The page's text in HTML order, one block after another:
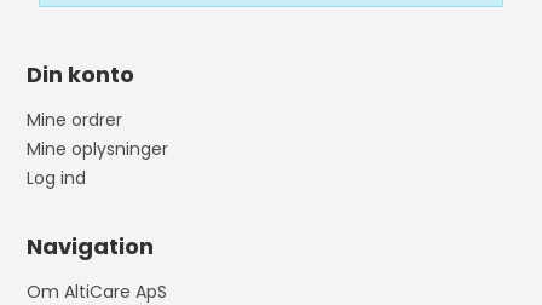
Din konto
Mine ordrer
Mine oplysninger
Log ind
Navigation
Om AltiCare ApS